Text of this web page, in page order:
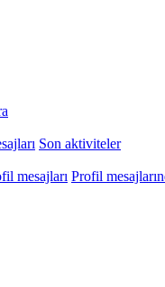
Son aktiviteler
mesajları Profil